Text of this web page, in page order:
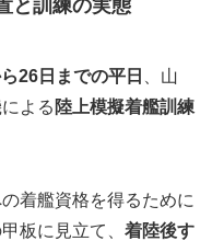
と訓練の実態
26日までの平日
、山
よる 陸上模擬着艦訓練
着艦資格を得るために
板に見立て、 着陸後す